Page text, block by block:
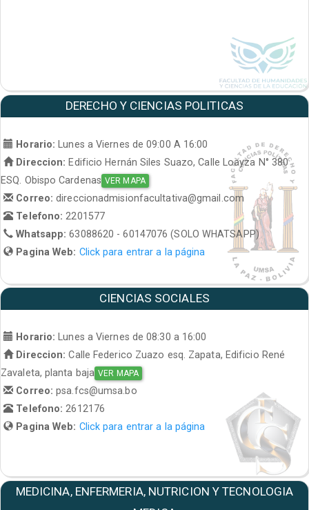
DERECHO Y CIENCIAS POLITICAS
Horario:
Lunes a Viernes de 09:00 A 16:00
Direccion: Edificio Hernán Siles Suazo, Calle Loayza N° 380
ESQ. Obispo Cardenas VER MAPA
Correo:direccionadmisionfacultativa@gmail.com
Telefono: 2201577
Whatsapp:63088620 - 60147076 (SOLO WHATSAPP)
Pagina Web: Click para entrar a la página
CIENCIAS SOCIALES
Horario:
Lunes a Viernes de 08:30 a 16:00
Direccion: Calle Federico Zuazo esq. Zapata, Edificio René
Zavaleta, planta baja VER MAPA
Correo:psa.fcs@umsa.bo
Telefono: 2612176
Pagina Web: Click para entrar a la página
MEDICINA, ENFERMERIA, NUTRICION Y TECNOLOGIA